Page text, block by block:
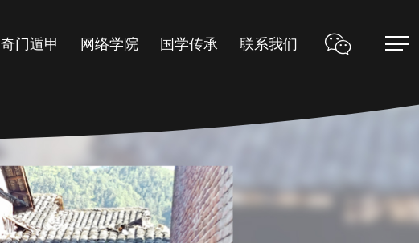
奇门遁甲 网络学院 国学传承 联系我们